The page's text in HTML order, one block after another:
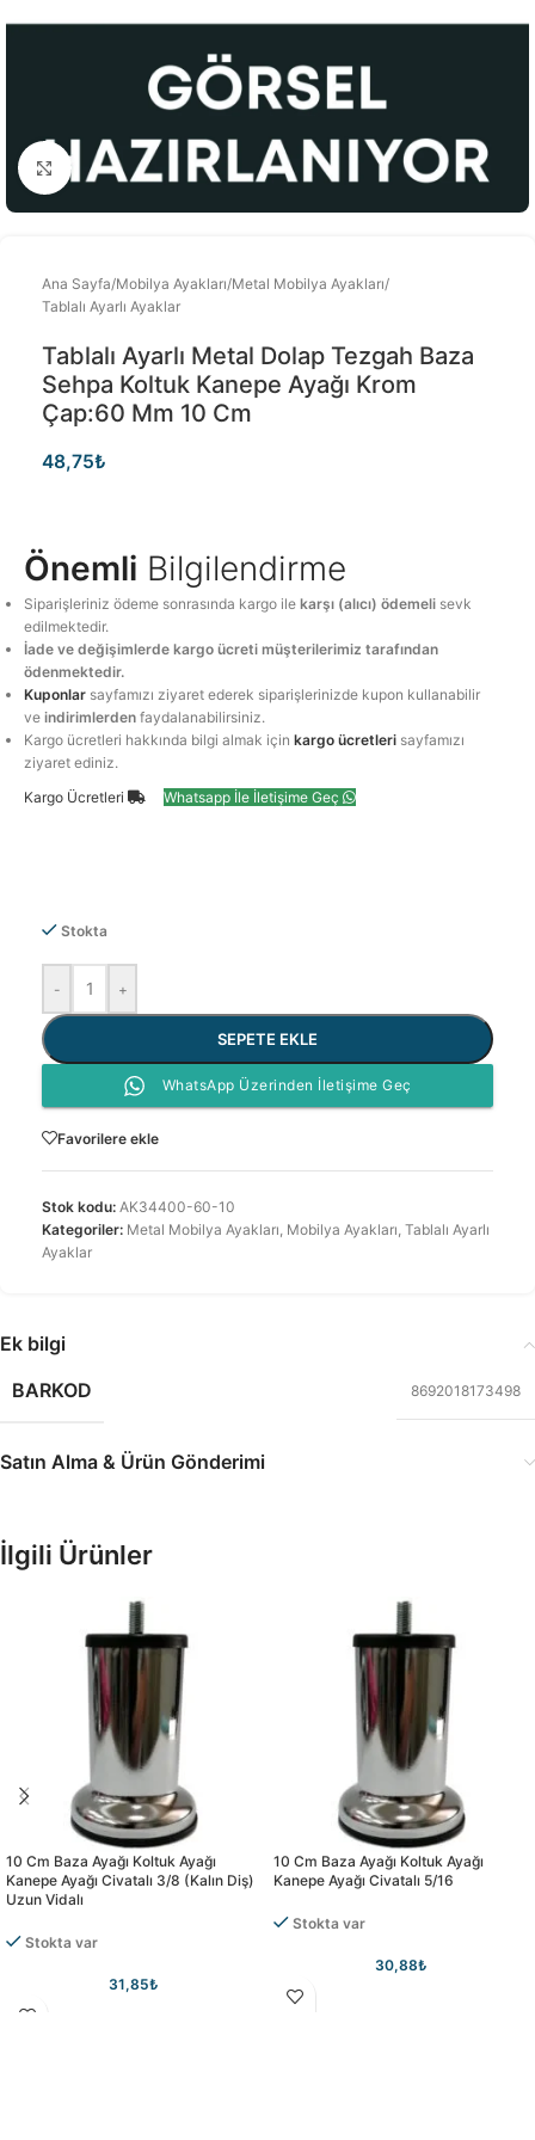
Büyütmek için tıklayınız
Ana Sayfa/Mobilya Ayakları/Metal Mobilya Ayakları/
Tablalı Ayarlı Ayaklar
Tablalı Ayarlı Metal Dolap Tezgah Baza
Sehpa Koltuk Kanepe Ayağı Krom
Çap:60 Mm 10 Cm
48,75₺
Önemli Bilgilendirme
Siparişleriniz ödeme sonrasında kargo ilekarşı (alıcı) ödemeli sevk
edilmektedir.
İade ve değişimlerde kargo ücreti müşterilerimiz tarafından
ödenmektedir.
Kuponlar sayfamızı ziyaret ederek siparişlerinizde kupon kullanabilir
veindirimlerden faydalanabilirsiniz.
Kargo ücretleri hakkında bilgi almak içinkargo ücretleri sayfamızı
ziyaret ediniz.
Kargo Ücretleri
Whatsapp İle İletişime Geç
Stokta
- +
SEPETE EKLE
WhatsApp Üzerinden İletişime Geç
Favorilere ekle
Stok kodu: AK34400-60-10
Kategoriler: Metal Mobilya Ayakları, Mobilya Ayakları, Tablalı Ayarlı
Ayaklar
Ek bilgi
BARKOD
8692018173498
Satın Alma & Ürün Gönderimi
İlgili Ürünler
10 Cm Baza Ayağı Koltuk Ayağı
Kanepe Ayağı Civatalı 3/8 (kalın Diş)
Uzun Vidalı
Stokta var
31,85₺
10 Cm Baza Ayağı Koltuk Ayağı
Kanepe Ayağı Civatalı 5/16
Stokta var
30,88₺